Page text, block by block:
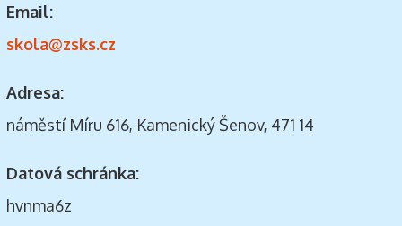
Email:
skola@zsks.cz
Adresa:
náměstí Míru 616, Kamenický Šenov, 471 14
Datová schránka:
hvnma6z